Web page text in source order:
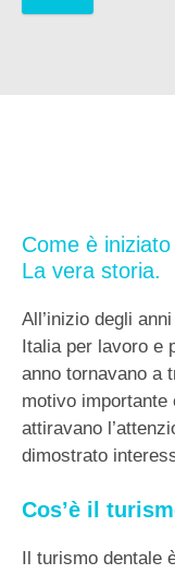
Come è
La vera storia.
All’inizio degli
Italia per lavoro e
anno tornavano a
motivo importante
attiravano
dimostrato
Cos’è il
Il turismo dentale